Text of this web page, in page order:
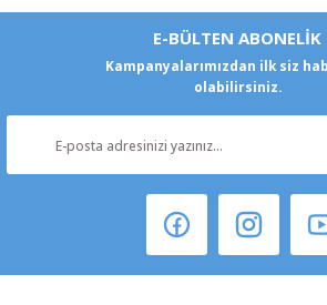
E-BÜLTEN ABONELİK
Kampanyalarımızdan ilk siz
olabilirsiniz.